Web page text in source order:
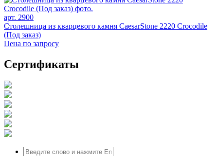
арт. 2900
Столешница из кварцевого камня CaesarStone 2220 Crocodile
(Под заказ)
Цена по запросу
Сертификаты